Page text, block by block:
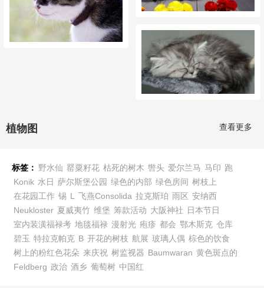
查看更多
植物图
标签： 野水仙 罂粟籽花 枯死的树木 辔头 爱尔兰马 马印 跑
Konik 水日 萨尔斯堡公园 绿色的内部 绿色房间 树枝上
在花园工作 锡 L 飞燕Consolida 拉克斯珀 雨区 安纳西
Neukloster 夏威夷竹 维堡 筹款活动 大阪神社 日本节日
室内装潢福禄考 地毯福禄 漫射光 疱疹 都会 鄂木斯克 仓库
碧玉 特拉克帕克 B 开花的树枝 航展 玻璃人偶 棕色的饮食
树上的粉红色花朵 来庆祝 树监视器 Baumwaran 黄色斑点的
Feldberg 政治 酒乡 葡萄树 中国红